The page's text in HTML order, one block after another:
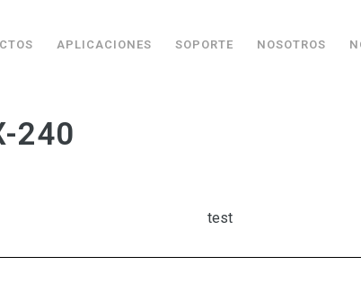
APLICACIONES SOPORTE NOSOTROS
240
test